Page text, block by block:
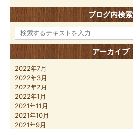
ブログ内検索
アーカイブ
2022年7月
2022年3月
2022年2月
2022年1月
2021年11月
2021年10月
2021年9月